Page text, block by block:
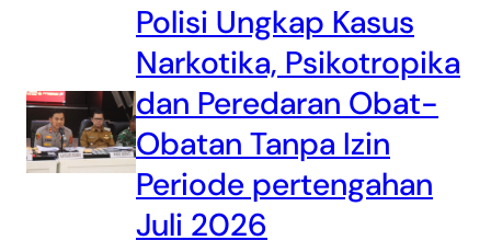
Polisi Ungkap Kasus
Narkotika, Psikotropika
dan Peredaran Obat-
Obatan Tanpa Izin
Periode pertengahan
Juli 2026